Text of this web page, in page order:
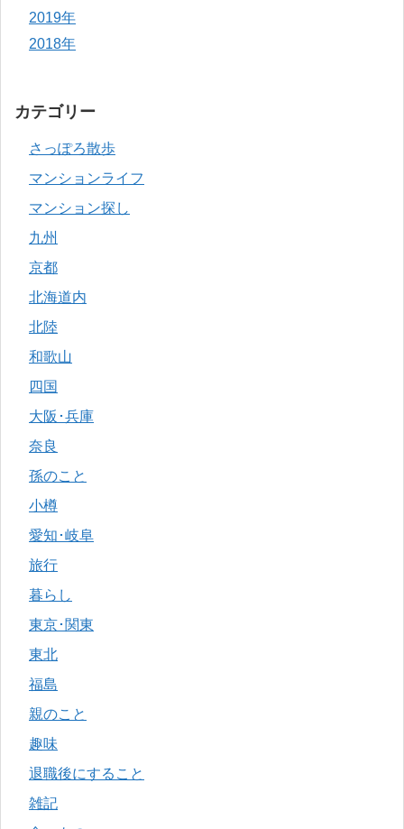
2019年
2018年
カテゴリー
さっぽろ散歩
マンションライフ
マンション探し
九州
京都
北海道内
北陸
和歌山
四国
大阪･兵庫
奈良
孫のこと
小樽
愛知･岐阜
旅行
暮らし
東京･関東
東北
福島
親のこと
趣味
退職後にすること
雑記